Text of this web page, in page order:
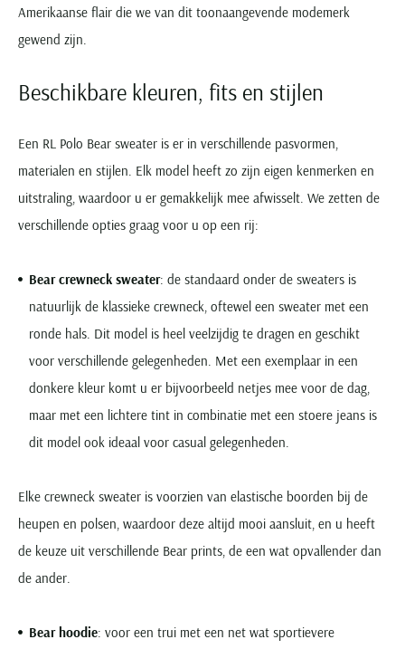
Amerikaanse flair die we van dit toonaangevende modemerk
gewend zijn.
Beschikbare kleuren, fits en stijlen
Een RL Polo Bear sweater is er in verschillende pasvormen,
materialen en stijlen. Elk model heeft zo zijn eigen kenmerken en
uitstraling, waardoor u er gemakkelijk mee afwisselt. We zetten de
verschillende opties graag voor u op een rij:
Bear crewneck sweater: de standaard onder de sweaters is
natuurlijk de klassieke crewneck, oftewel een sweater met een
ronde hals. Dit model is heel veelzijdig te dragen en geschikt
voor verschillende gelegenheden. Met een exemplaar in een
donkere kleur komt u er bijvoorbeeld netjes mee voor de dag,
maar met een lichtere tint in combinatie met een stoere jeans is
dit model ook ideaal voor casual gelegenheden.
Elke crewneck sweater is voorzien van elastische boorden bij de
heupen en polsen, waardoor deze altijd mooi aansluit, en u heeft
de keuze uit verschillende Bear prints, de een wat opvallender dan
de ander.
Bear hoodie: voor een trui met een net wat sportievere